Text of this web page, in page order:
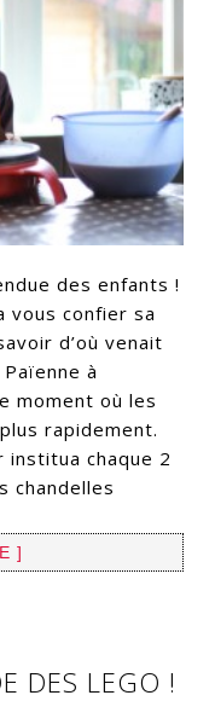
des enfants !
vous confier sa
d’où venait
à
moment où les
rapidement.
institua chaque 2
chandelles
]
DES LEGO !